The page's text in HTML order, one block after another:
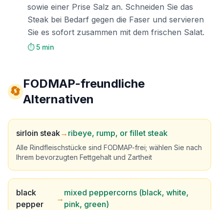
sowie einer Prise Salz an. Schneiden Sie das
Steak bei Bedarf gegen die Faser und servieren
Sie es sofort zusammen mit dem frischen Salat.
⏱️ 5 min
🔄
FODMAP-freundliche
Alternativen
sirloin steak→ ribeye, rump, or fillet steak
Alle Rindfleischstücke sind FODMAP-frei; wählen Sie nach
Ihrem bevorzugten Fettgehalt und Zartheit
black
pepper
→
mixed peppercorns (black, white,
pink, green)